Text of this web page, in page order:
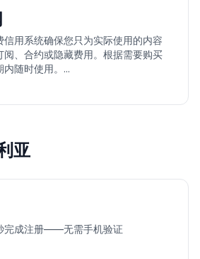
信用系统确保您只为实际使用的内容
阅、合约或隐藏费用。根据需要购买
随时使用。...
亚
完成注册——无需手机验证